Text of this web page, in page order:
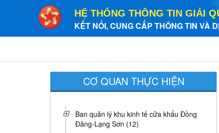
HỆ THỐNG THÔNG TIN GIẢI
KẾT NỐI, CUNG CẤP THÔNG TIN VÀ
CƠ QUAN THỰC HIỆN
Ban quản lý khu kinh tế cửa khẩu Đồng
Đăng-Lạng Sơn (12)